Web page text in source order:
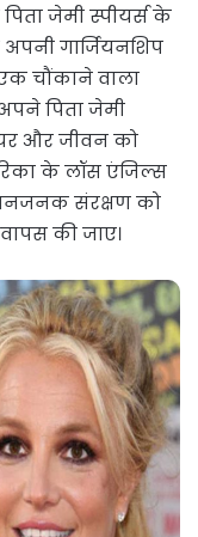
जेमी स्पीयर्स के
अपनी गार्जियनशिप
चौंकाने वाला
पिता जेमी
और जीवन को
के लॉस एंजिल्स
संरक्षण को
की जाए।